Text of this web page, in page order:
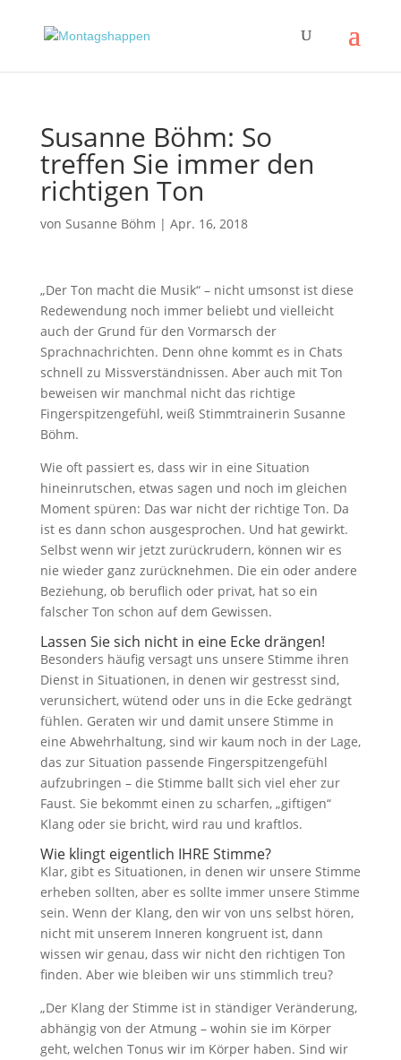
Susanne Böhm: So
treffen Sie immer den
richtigen Ton
von Susanne Böhm | Apr. 16, 2018
„Der Ton macht die Musik“ – nicht umsonst ist diese
Redewendung noch immer beliebt und vielleicht
auch der Grund für den Vormarsch der
Sprachnachrichten. Denn ohne kommt es in Chats
schnell zu Missverständnissen. Aber auch mit Ton
beweisen wir manchmal nicht das richtige
Fingerspitzengefühl, weiß Stimmtrainerin Susanne
Böhm.
Wie oft passiert es, dass wir in eine Situation
hineinrutschen, etwas sagen und noch im gleichen
Moment spüren: Das war nicht der richtige Ton. Da
ist es dann schon ausgesprochen. Und hat gewirkt.
Selbst wenn wir jetzt zurückrudern, können wir es
nie wieder ganz zurücknehmen. Die ein oder andere
Beziehung, ob beruflich oder privat, hat so ein
falscher Ton schon auf dem Gewissen.
Lassen Sie sich nicht in eine Ecke drängen!
Besonders häufig versagt uns unsere Stimme ihren
Dienst in Situationen, in denen wir gestresst sind,
verunsichert, wütend oder uns in die Ecke gedrängt
fühlen. Geraten wir und damit unsere Stimme in
eine Abwehrhaltung, sind wir kaum noch in der Lage,
das zur Situation passende Fingerspitzengefühl
aufzubringen – die Stimme ballt sich viel eher zur
Faust. Sie bekommt einen zu scharfen, „giftigen“
Klang oder sie bricht, wird rau und kraftlos.
Wie klingt eigentlich IHRE Stimme?
Klar, gibt es Situationen, in denen wir unsere Stimme
erheben sollten, aber es sollte immer unsere Stimme
sein. Wenn der Klang, den wir von uns selbst hören,
nicht mit unserem Inneren kongruent ist, dann
wissen wir genau, dass wir nicht den richtigen Ton
finden. Aber wie bleiben wir uns stimmlich treu?
„Der Klang der Stimme ist in ständiger Veränderung,
abhängig von der Atmung – wohin sie im Körper
geht, welchen Tonus wir im Körper haben. Sind wir